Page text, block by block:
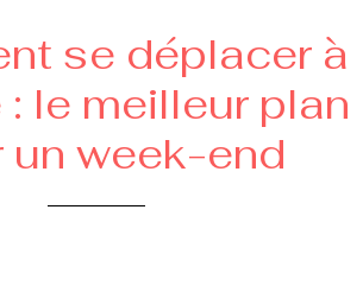
se déplacer à
: le meilleur plan
un week-end